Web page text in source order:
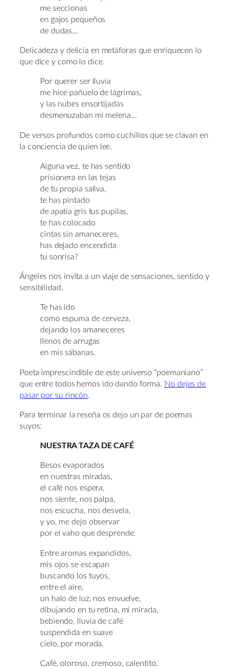
me seccionas
en gajos pequeños
de dudas…
Delicadeza y delicia en metáforas que enriquecen lo
que dice y como lo dice.
Por querer ser lluvia
me hice pañuelo de lágrimas,
y las nubes ensortijadas
desmenuzaban mi melena…
De versos profundos como cuchillos que se clavan en
la conciencia de quien lee.
Alguna vez, te has sentido
prisionera en las tejas
de tu propia saliva,
te has pintado
de apatía gris tus pupilas,
te has colocado
cintas sin amaneceres,
has dejado encendida
tu sonrisa?
Ángeles nos invita a un viaje de sensaciones, sentido y
sensibilidad.
Te has ido
como espuma de cerveza,
dejando los amaneceres
llenos de arrugas
en mis sábanas.
Poeta imprescindible de este universo “poemaniano”
que entre todos hemos ido dando forma. No dejes de
pasar por su rincón.
Para terminar la reseña os dejo un par de poemas
suyos:
NUESTRA TAZA DE CAFÉ
Besos evaporados
en nuestras miradas,
el café nos espera,
nos siente, nos palpa,
nos escucha, nos desvela,
y yo, me dejo observar
por el vaho que desprende.
Entre aromas expandidos,
mis ojos se escapan
buscando los tuyos,
entre el aire,
un halo de luz, nos envuelve,
dibujando en tu retina, mi mirada,
bebiendo, lluvia de café
suspendida en suave
cielo, por morada.
Café, oloroso, cremoso, calentito,